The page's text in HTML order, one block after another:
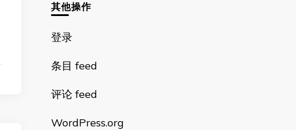
其他操作
登录
条目 feed
评论 feed
WordPress.org